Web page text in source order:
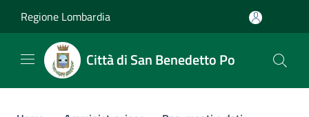
Regione Lombardia
Città di San Benedetto Po